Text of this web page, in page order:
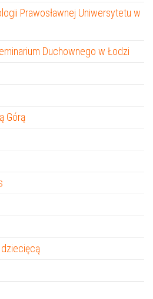
Prawosławnej Uniwersytetu w
Duchownego w Łodzi
Górą